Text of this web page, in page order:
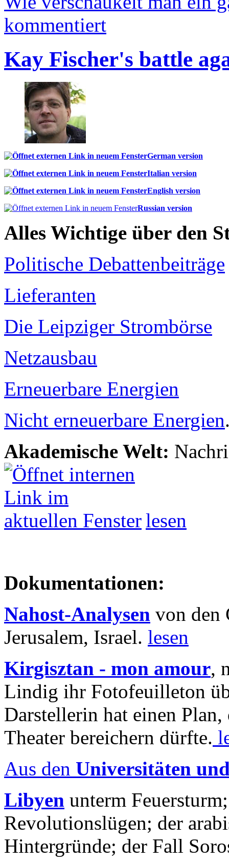
kommentiert
Kay Fischer's battle
German version
Italian version
English version
Russian version
Alles Wichtige über den
Politische Debattenbeiträge
Lieferanten
Die Leipziger Strombörse
Netzausbau
Erneuerbare Energien
Nicht erneuerbare Energien
Akademische Welt:
lesen
Dokumentationen:
Nahost-Analysen von den
Jerusalem, Israel. lesen
Kirgisztan - mon amour,
Lindig ihr Fotofeuilleton
Darstellerin hat einen Plan,
Theater bereichern dürfte.
Aus den Universitäten
Libyen unterm
Revolutionslügen; der
Hintergründe; der Fall